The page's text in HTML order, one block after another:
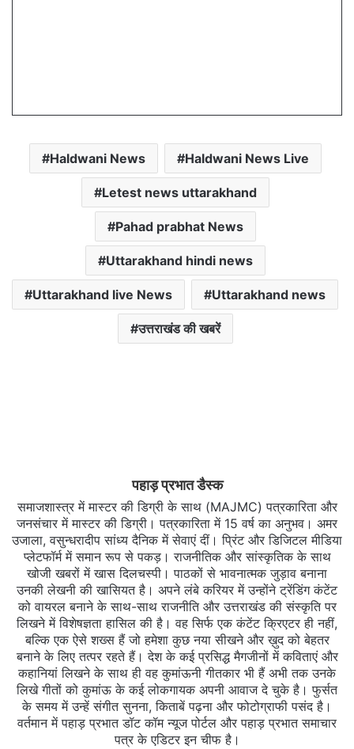
Haldwani News Haldwani News Live
Letest news uttarakhand
Pahad prabhat News
Uttarakhand hindi news
Uttarakhand live News Uttarakhand news
उत्तराखंड की खबरें
पहाड़ प्रभात डैस्क
समाजशास्त्र में मास्टर की डिग्री के साथ (MAJMC) पत्रकारिता और
जनसंचार में मास्टर की डिग्री। पत्रकारिता में 15 वर्ष का अनुभव। अमर
उजाला, वसुन्धरादीप सांध्य दैनिक में सेवाएं दीं। प्रिंट और डिजिटल मीडिया
प्लेटफॉर्म में समान रूप से पकड़। राजनीतिक और सांस्कृतिक के साथ
खोजी खबरों में खास दिलचस्‍पी। पाठकों से भावनात्मक जुड़ाव बनाना
उनकी लेखनी की खासियत है। अपने लंबे करियर में उन्होंने ट्रेंडिंग कंटेंट
को वायरल बनाने के साथ-साथ राजनीति और उत्तराखंड की संस्कृति पर
लिखने में विशेषज्ञता हासिल की है। वह सिर्फ एक कंटेंट क्रिएटर ही नहीं,
बल्कि एक ऐसे शख्स हैं जो हमेशा कुछ नया सीखने और ख़ुद को बेहतर
बनाने के लिए तत्पर रहते हैं। देश के कई प्रसिद्ध मैगजीनों में कविताएं और
कहानियां लिखने के साथ ही वह कुमांऊनी गीतकार भी हैं अभी तक उनके
लिखे गीतों को कुमांऊ के कई लोकगायक अपनी आवाज दे चुके है। फुर्सत
के समय में उन्हें संगीत सुनना, किताबें पढ़ना और फोटोग्राफी पसंद है।
वर्तमान में पहाड़ प्रभात डॉट कॉम न्यूज पोर्टल और पहाड़ प्रभात समाचार
पत्र के एडिटर इन चीफ है।